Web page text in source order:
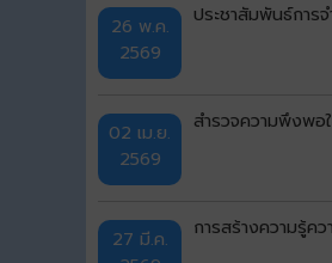
26 พ.ค.
2569
ประชาสัมพันธ์การ
02 เม.ย.
2569
สำรวจความพึงพอ
27 มี.ค.
การสร้างความรู้ค